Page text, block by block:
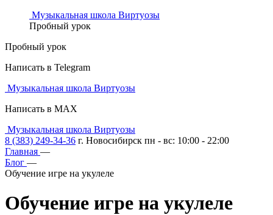
Музыкальная школа Виртуозы
Пробный урок
Пробный урок
Написать в Telegram
Музыкальная школа Виртуозы
Написать в MAX
Музыкальная школа Виртуозы
8 (383) 249-34-36 г. Новосибирск пн - вс: 10:00 - 22:00
Главная —
Блог —
Обучение игре на укулеле
Обучение игре на укулеле